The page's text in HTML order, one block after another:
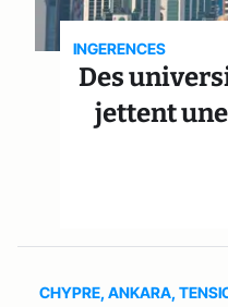
INGERENCES
Des
jettent
CHYPRE, ANKARA,